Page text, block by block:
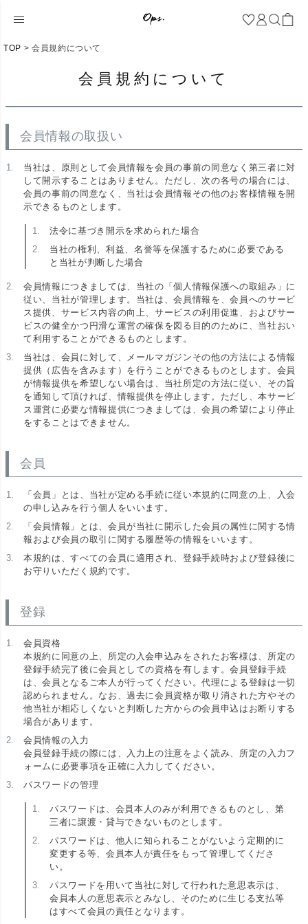
TOP 会員規約について
会員規約について
会員情報の取扱い
当社は、原則として会員情報を会員の事前の同意なく第三者に対
して開示することはありません。ただし、次の各号の場合には、
会員の事前の同意なく、当社は会員情報その他のお客様情報を開
示できるものとします。
法令に基づき開示を求められた場合
当社の権利、利益、名誉等を保護するために必要である
と当社が判断した場合
会員情報につきましては、当社の「個人情報保護への取組み」に
従い、当社が管理します。当社は、会員情報を、会員へのサービ
ス提供、サービス内容の向上、サービスの利用促進、およびサー
ビスの健全かつ円滑な運営の確保を図る目的のために、当社おい
て利用することができるものとします。
当社は、会員に対して、メールマガジンその他の方法による情報
提供（広告を含みます）を行うことができるものとします。会員
が情報提供を希望しない場合は、当社所定の方法に従い、その旨
を通知して頂ければ、情報提供を停止します。ただし、本サービ
ス運営に必要な情報提供につきましては、会員の希望により停止
をすることはできません。
会員
「会員」とは、当社が定める手続に従い本規約に同意の上、入会
の申し込みを行う個人をいいます。
「会員情報」とは、会員が当社に開示した会員の属性に関する情
報および会員の取引に関する履歴等の情報をいいます。
本規約は、すべての会員に適用され、登録手続時および登録後に
お守りいただく規約です。
登録
会員資格
本規約に同意の上、所定の入会申込みをされたお客様は、所定の
登録手続完了後に会員としての資格を有します。会員登録手続
は、会員となるご本人が行ってください。代理による登録は一切
認められません。なお、過去に会員資格が取り消された方やその
他当社が相応しくないと判断した方からの会員申込はお断りする
場合があります。
会員情報の入力
会員登録手続の際には、入力上の注意をよく読み、所定の入力フ
ォームに必要事項を正確に入力してください。
パスワードの管理
パスワードは、会員本人のみが利用できるものとし、第
三者に譲渡・貸与できないものとします。
パスワードは、他人に知られることがないよう定期的に
変更する等、会員本人が責任をもって管理してくださ
い。
パスワードを用いて当社に対して行われた意思表示は、
会員本人の意思表示とみなし、そのために生じる支払等
はすべて会員の責任となります。